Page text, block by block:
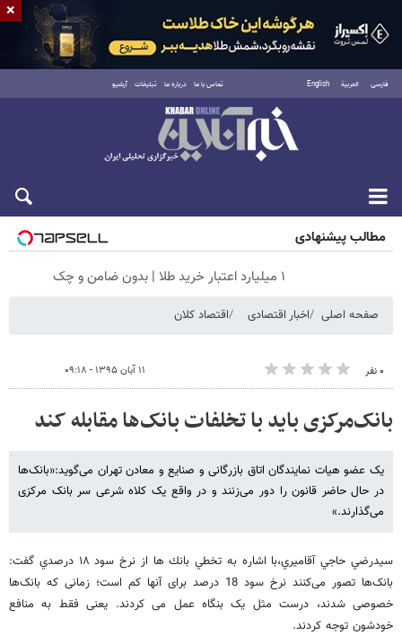
فارسی العربية English تماس با ما درباره ما تبلیغات آرشیو
جمعه ۱۶ مرداد ۱۴۰۵
مطالب پیشنهادی
۱ میلیارد اعتبار خرید طلا | بدون ضامن و چک
صفحه اصلی اخبار اقتصادی اقتصاد کلان
۰ نفر ۱۱ آبان ۱۳۹۵ - ۰۹:۱۸
بانک‌مرکزی باید با تخلفات بانک‌ها مقابله کند
یک عضو هیات نمایندگان اتاق بازرگانی و صنایع و معادن تهران می‌گوید:«بانک‌ها
در حال حاضر قانون را دور می‌زنند و در واقع یک کلاه شرعی سر بانک مرکزی
می‌گذارند.»
سيدرضي حاجي آقاميري،با اشاره به تخطي بانك ها از نرخ سود ١٨ درصدي گفت:
بانک‌ها تصور می‌کنند نرخ سود 18 درصد برای آنها کم است؛ زمانی که بانک‌ها
خصوصی شدند، درست مثل یک بنگاه عمل می کردند. یعنی فقط به منافع
خودشون توجه کردند.
×